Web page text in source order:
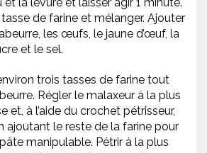
de farine et mélanger. Ajouter
les œufs, le jaune d’œuf, la
et le sel.
trois tasses de farine tout
Régler le malaxeur à la plus
et, à l’aide du crochet pétrisseur,
ajoutant le reste de la farine pour
manipulable. Pétrir à la plus